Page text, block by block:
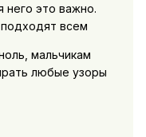
него это важно.
всем
мальчикам
любые узоры